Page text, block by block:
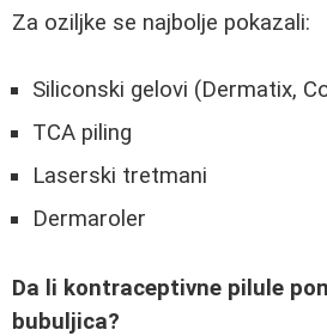
Za oziljke se najbolje pokazali:
Siliconski gelovi (Dermatix,
TCA piling
Laserski tretmani
Dermaroler
Da li kontraceptivne pilule
bubuljica?